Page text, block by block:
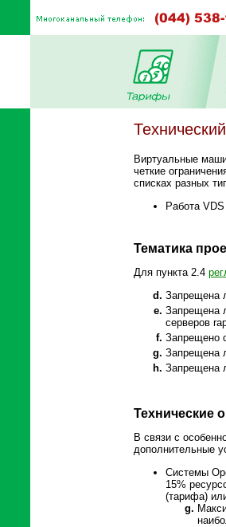
Виртуальные
четкие
списках разных
Работа
Тематика
Для пункта 2.4
Запрещена
Запрещена
серверов
Запрещено
Запрещена
Запрещена
Технические
В связи с
дополнительные
Системы
15%
(тарифа)